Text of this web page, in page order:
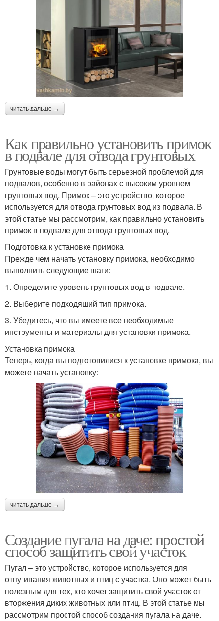
читать дальше →
Как правильно установить примок
в подвале для отвода грунтовых
Грунтовые воды могут быть серьезной проблемой для
подвалов, особенно в районах с высоким уровнем
грунтовых вод. Примок – это устройство, которое
используется для отвода грунтовых вод из подвала. В
этой статье мы рассмотрим, как правильно установить
примок в подвале для отвода грунтовых вод.
Подготовка к установке примока
Прежде чем начать установку примока, необходимо
выполнить следующие шаги:
1. Определите уровень грунтовых вод в подвале.
2. Выберите подходящий тип примока.
3. Убедитесь, что вы имеете все необходимые
инструменты и материалы для установки примока.
Установка примока
Теперь, когда вы подготовилися к установке примока, вы
можете начать установку:
читать дальше →
Создание пугала на даче: простой
способ защитить свой участок
Пугал – это устройство, которое используется для
отпугивания животных и птиц с участка. Оно может быть
полезным для тех, кто хочет защитить свой участок от
вторжения диких животных или птиц. В этой статье мы
рассмотрим простой способ создания пугала на даче.